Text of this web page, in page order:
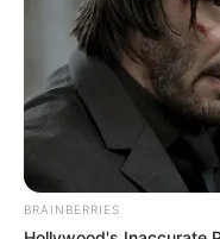
BRAINBERRIES